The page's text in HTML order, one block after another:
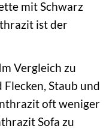
mit Schwarz
ist der
Im Vergleich zu
Staub und
oft weniger
Sofa zu